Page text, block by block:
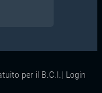
per il B.C.I.| Login